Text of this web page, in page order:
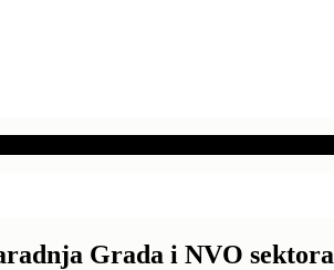
Grada i NVO sektora